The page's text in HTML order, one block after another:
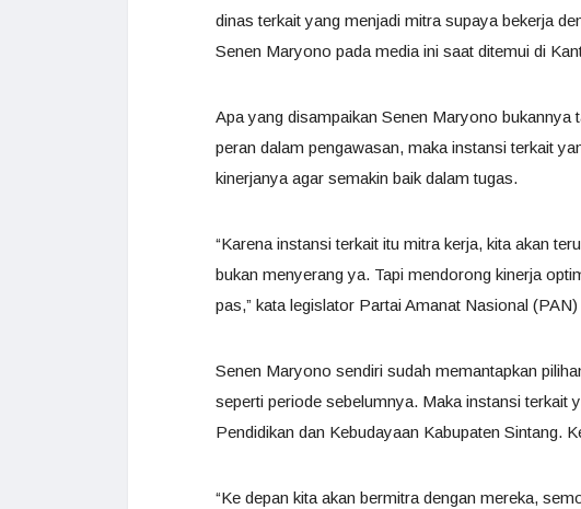
dinas terkait yang menjadi mitra supaya bekerja
Senen Maryono pada media ini saat ditemui di
Apa yang disampaikan Senen Maryono bukannya
peran dalam pengawasan, maka instansi terkait
kinerjanya agar semakin baik dalam tugas.
“Karena instansi terkait itu mitra kerja, kita akan
bukan menyerang ya. Tapi mendorong kinerja
pas,” kata legislator Partai Amanat Nasional (PAN)
Senen Maryono sendiri sudah memantapkan
seperti periode sebelumnya. Maka instansi terkait
Pendidikan dan Kebudayaan Kabupaten Sintang.
“Ke depan kita akan bermitra dengan mereka,